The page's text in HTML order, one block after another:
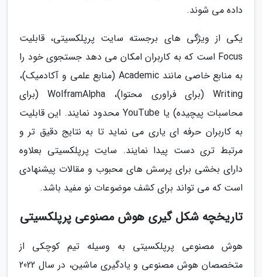
داده می شوند.
یکی از ویژگی های برجسته سایت پرپلکسیتی، قابلیت
Focus است که به کاربران امکان می دهد جستجوی خود را
به منابع خاصی مانند Academic (منابع علمی و آکادمیک)،
Writing (برای فراوری محتوا)، WolframAlpha (برای
محاسبات پیچیده) یا YouTube محدود نمایند. این قابلیت
به کاربران حرفه ای یاری می نماید تا به نتایج دقیق تر و
مرتبط تری دست پیدا نمایند. سایت پرپلکسیتی بعلاوه
دارای بخشی برای پرسش های محبوب و مقالات پیشنهادی
است که می تواند برای کشف موضوعات نو مفید باشد.
تاریخچه شکل گیری هوش مصنوعی پرپلکسیتی
هوش مصنوعی پرپلکسیتی به وسیله تیم کوچکی از
متخصصان هوش مصنوعی و یادگیری ماشین، در سال 2022